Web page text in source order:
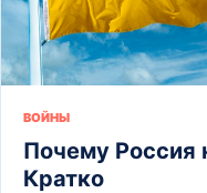
ВОЙНЫ
Почему Россия
Кратко